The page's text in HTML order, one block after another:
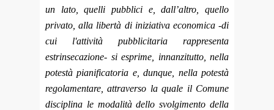
un lato, quelli pubblici e, dall’altro, quello
privato, alla libertà di iniziativa economica -di
cui l'attività pubblicitaria rappresenta
estrinsecazione- si esprime, innanzitutto, nella
potestà pianificatoria e, dunque, nella potestà
regolamentare, attraverso la quale il Comune
disciplina le modalità dello svolgimento della